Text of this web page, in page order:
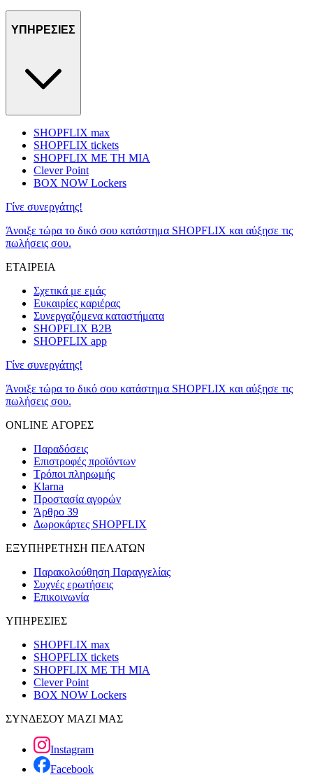
ΥΠΗΡΕΣΙΕΣ
SHOPFLIX max
SHOPFLIX tickets
SHOPFLIX ΜΕ ΤΗ ΜΙΑ
Clever Point
BOX NOW Lockers
Γίνε συνεργάτης!
Άνοιξε τώρα το δικό σου κατάστημα SHOPFLIX και αύξησε τις
πωλήσεις σου.
ΕΤΑΙΡΕΙΑ
Σχετικά με εμάς
Ευκαιρίες καριέρας
Συνεργαζόμενα καταστήματα
SHOPFLIX B2B
SHOPFLIX app
Γίνε συνεργάτης!
Άνοιξε τώρα το δικό σου κατάστημα SHOPFLIX και αύξησε τις
πωλήσεις σου.
ONLINE ΑΓΟΡΕΣ
Παραδόσεις
Επιστροφές προϊόντων
Τρόποι πληρωμής
Klarna
Προστασία αγορών
Άρθρο 39
Δωροκάρτες SHOPFLIX
ΕΞΥΠΗΡΕΤΗΣΗ ΠΕΛΑΤΩΝ
Παρακολούθηση Παραγγελίας
Συχνές ερωτήσεις
Επικοινωνία
ΥΠΗΡΕΣΙΕΣ
SHOPFLIX max
SHOPFLIX tickets
SHOPFLIX ΜΕ ΤΗ ΜΙΑ
Clever Point
BOX NOW Lockers
ΣΥΝΔΕΣΟΥ ΜΑΖΙ ΜΑΣ
Instagram
Facebook